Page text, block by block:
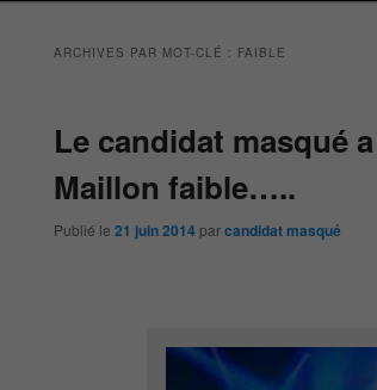
ARCHIVES PAR MOT-CLÉ : FAIBLE
Le candidat masqué
Maillon faible…..
Publié le 21 juin 2014 parcandidat masqué